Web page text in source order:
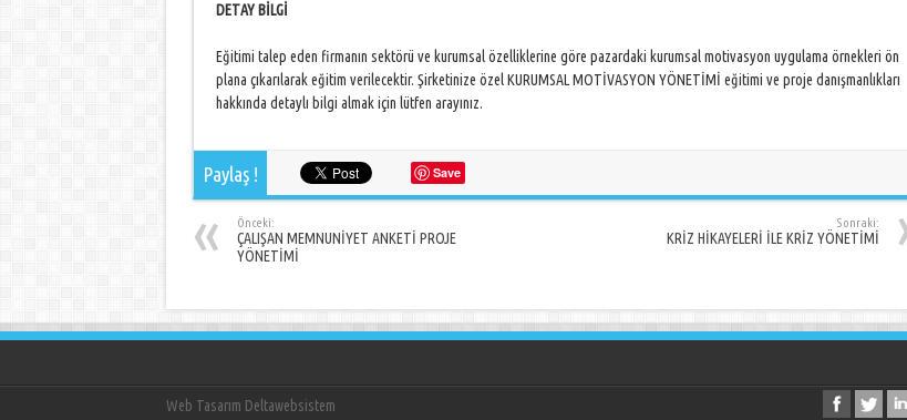
DETAY BİLGİ
Eğitimi talep eden firmanın sektörü ve kurumsal özelliklerine göre pazardaki kurumsal motivasyon uygulama örnekleri ön
plana çıkarılarak eğitim verilecektir. Şirketinize özel KURUMSAL MOTİVASYON YÖNETİMİ eğitimi ve proje danışmanlıkları
hakkında detaylı bilgi almak için lütfen arayınız.
Paylaş ! Save
Önceki:
ÇALIŞAN MEMNUNİYET ANKETİ PROJE
YÖNETİMİ
Sonraki:
KRİZ HİKAYELERİ İLE KRİZ YÖNETİMİ
Web Tasarım Deltawebsistem